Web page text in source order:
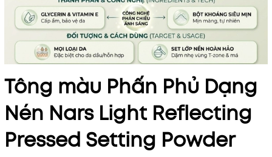
Tông màu Phấn Phủ Dạng
Nén Nars Light Reflecting
Pressed Setting Powder